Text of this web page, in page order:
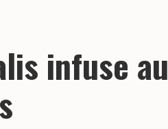
infuse au